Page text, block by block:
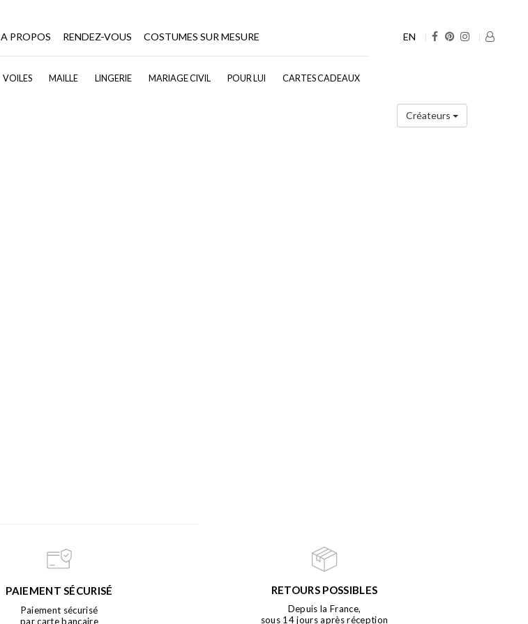
EN
A PROPOS RENDEZ-VOUS COSTUMES SUR MESURE
VOILES MAILLE LINGERIE MARIAGE CIVIL POUR LUI CARTES CADEAUX
Créateurs
PAIEMENT SÉCURISÉ
Paiement sécurisé
par carte bancaire
RETOURS POSSIBLES
Depuis la France,
sous 14 jours après réception